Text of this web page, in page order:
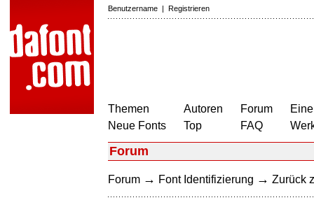
Benutzername | Registrieren
Themen
Neue Fonts
Autoren
Top
Forum
FAQ
Forum
Forum → Font Identifizierung → Zurück